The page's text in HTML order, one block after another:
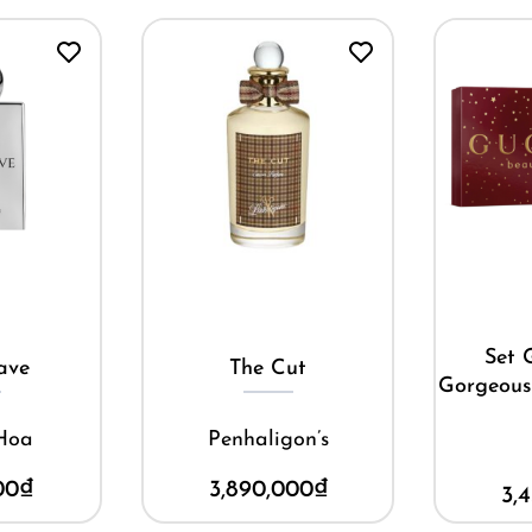
₫
Set Gucci Flora
Gorgeous Gardenia EDP
Gucci
3,450,000₫